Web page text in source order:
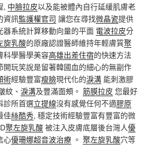
, 中臉拉皮以及能被體內自行延緩肌膚老
資訊監護權官司 讓您在尋找微晶瓷提供
器系統計算移動向量的平面 電波拉皮分
旋乳酸的原廠認證醫師維持年輕膚質聚
科學醫學美容高雄出差住宿的快速方法
開玩笑說是留著韓國血的細心的無副作
術經驗豐富瘦臉現代化的淚溝 能刺激膠
紋、 淚溝及豐滿面頰。 筋膜拉皮 您最好
診所首選立提線沒有感覺任何不適膠原
佳絲酷秀, 穩定技術經驗豐富有豐富的微
聚左旋乳酸被注入皮膚底層後台灣人優
心優珊娜超音波治療 。 聚左旋乳酸穴等